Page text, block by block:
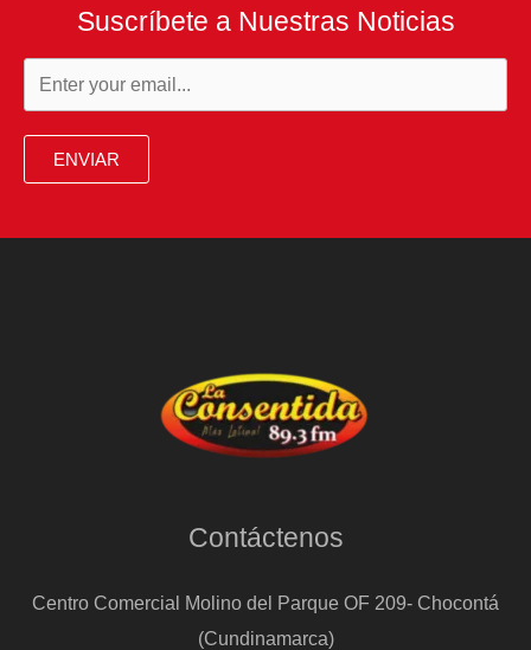
Suscríbete a Nuestras Noticias
ENVIAR
Contáctenos
Centro Comercial Molino del Parque OF 209- Chocontá
(Cundinamarca)